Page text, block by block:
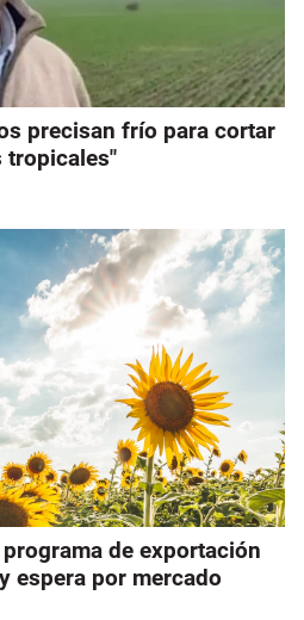
precisan frío para cortar
tropicales"
de exportación
espera por mercado